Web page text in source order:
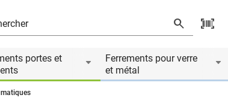
portes et
Ferrements pour verre
et métal